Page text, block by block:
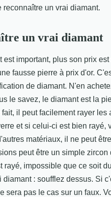
un vrai diamant.
un vrai diamant
important, plus son prix
fausse pierre à prix d'or.
de diamant. N'en
le savez, le diamant est la
il peut facilement rayer les
et si celui-ci est bien rayé,
matériaux, il ne peut
peut être un simple zircon
impossible que ce soit
: soufflez dessus. Si
sera pas le cas sur un faux.